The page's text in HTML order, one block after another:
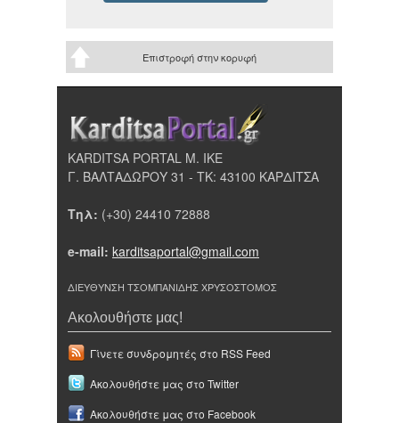
Επιστροφή στην κορυφή
KARDITSA PORTAL Μ. ΙΚΕ
Γ. ΒΑΛΤΑΔΩΡΟΥ 31 - ΤΚ: 43100 ΚΑΡΔΙΤΣΑ
Τηλ: (+30) 24410 72888
e-mail: karditsaportal@gmail.com
ΔΙΕΥΘΥΝΣΗ ΤΣΟΜΠΑΝΙΔΗΣ ΧΡΥΣΟΣΤΟΜΟΣ
Ακολουθήστε μας!
Γίνετε συνδρομητές στο RSS Feed
Ακολουθήστε μας στο Twitter
Ακολουθήστε μας στο Facebook